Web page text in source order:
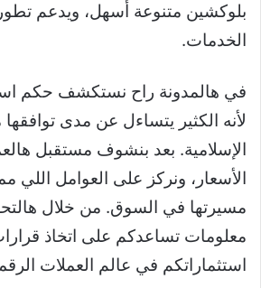
بلوكشين متنوعة أسهل، ويدعم
الخدمات.
في هالمدونة راح نستكشف حكم
لأنه الكثير يتساءل عن مدى توافقها
الإسلامية. بعد بنشوف مستقبل
الأسعار، ونركز على العوامل اللي
مسيرتها في السوق. من خلال
معلومات تساعدكم على اتخاذ
استثماراتكم في عالم العملات